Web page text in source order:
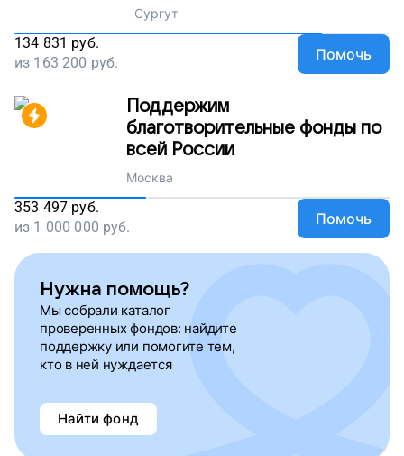
Сургут
134 831 руб.
из 163 200 руб. Помочь
Поддержим
благотворительные фонды по
всей России
Москва
353 497 руб.
из 1 000 000 руб. Помочь
Нужна помощь?
Мы собрали каталог
проверенных фондов: найдите
поддержку или помогите тем,
кто в ней нуждается
Найти фонд